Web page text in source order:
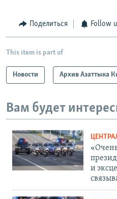
Поделиться Follow
This item is part of
Новости Архив Азаттыка
Вам будет
и